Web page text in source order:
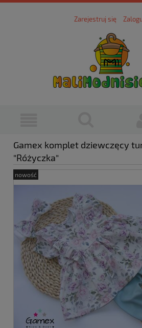
Zarejestruj się
Gamex komplet dziewczęcy
"Różyczka"
nowość